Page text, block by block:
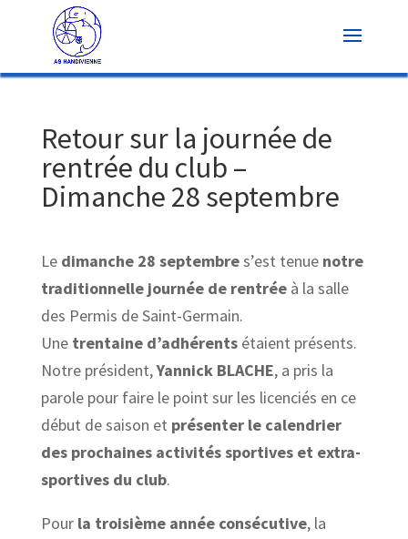
Retour sur la journée de
rentrée du club –
Dimanche 28 septembre
Le dimanche 28 septembres’est tenue notre
traditionnelle journée de rentréeà la salle
des Permis de Saint-Germain.
Une trentaine d’adhérentsétaient présents.
Notre président,Yannick BLACHE, a pris la
parole pour faire le point sur les licenciés en ce
début de saison et présenter le calendrier
des prochaines activités sportives et extra-
sportives du club.
Pour la troisième année consécutive, la